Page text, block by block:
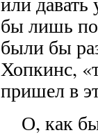
бы лишь
были бы
Хопкинс,
пришел в
О, как